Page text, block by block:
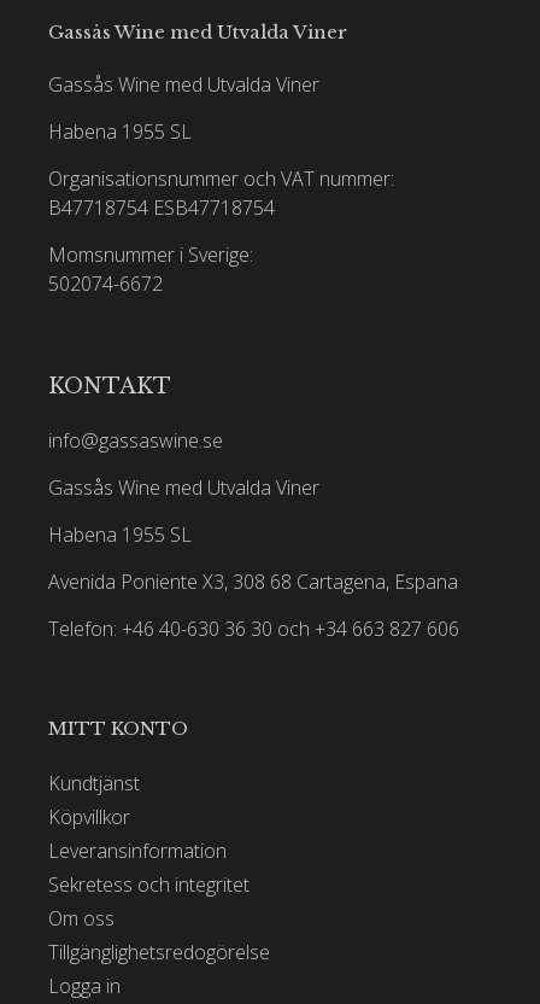
Gassås Wine med Utvalda Viner
Gassås Wine med Utvalda Viner
Habena 1955 SL
Organisationsnummer och VAT nummer:
B47718754 ESB47718754
Momsnummer i Sverige:
502074-6672
KONTAKT
info@gassaswine.se
Gassås Wine med Utvalda Viner
Habena 1955 SL
Avenida Poniente X3, 308 68 Cartagena, Espana
Telefon: +46 40-630 36 30 och +34 663 827 606
MITT KONTO
Kundtjänst
Köpvillkor
Leveransinformation
Sekretess och integritet
Om oss
Tillgänglighetsredogörelse
Logga in